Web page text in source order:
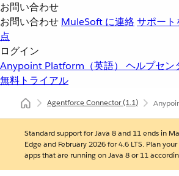
お問い合わせ
お問い合わせ MuleSoft に連絡サポート
点
ログイン
Anypoint Platform（英語） ヘルプセン
無料トライアル
Agentforce Connector(1.1)
Standard support for Java 8 and 11 ends in
Edge and February 2026 for 4.6 LTS. Plan
apps that are running on Java 8 or 11